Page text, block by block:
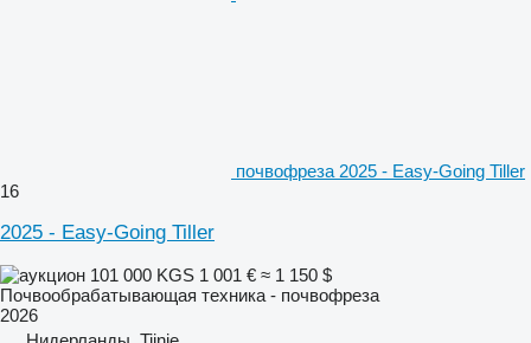
почвофреза 2025 - Easy-Going Tiller
16
2025 - Easy-Going Tiller
101 000 KGS 1 001 € ≈ 1 150 $
Почвообрабатывающая техника - почвофреза
2026